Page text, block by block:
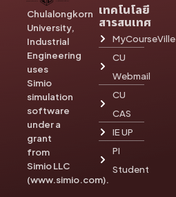
Chulalongkorn
University,
Industrial
Engineering
uses
Simio
simulation
software
under a
grant
from
Simio LLC
(www.simio.com).
เทคโนโลยี
สารสนเทศ
MyCourseVille
CU
Webmail
CU
CAS
IE UP
PI
Student